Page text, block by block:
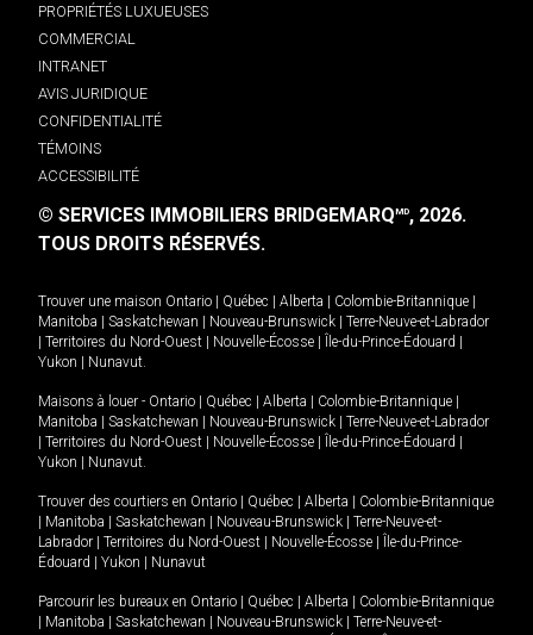
PROPRIÉTÉS LUXUEUSES
COMMERCIAL
INTRANET
AVIS JURIDIQUE
CONFIDENTIALITÉ
TÉMOINS
ACCESSIBILITÉ
© SERVICES IMMOBILIERS BRIDGEMARQMD, 2026.
TOUS DROITS RÉSERVÉS.
Trouver une maison Ontario Québec Alberta Colombie-Britannique
Manitoba
Saskatchewan Nouveau-Brunswick
Terre-Neuve-et-Labrador
Territoires du Nord-Ouest Nouvelle-Écosse Île-du-Prince-Édouard
Yukon
Nunavut.
Maisons à louer - Ontario Québec Alberta Colombie-Britannique
Manitoba
Saskatchewan Nouveau-Brunswick
Terre-Neuve-et-Labrador
Territoires du Nord-Ouest Nouvelle-Écosse Île-du-Prince-Édouard
Yukon
Nunavut.
Trouver des courtiers en Ontario Québec Alberta
Colombie-Britannique
Manitoba Saskatchewan Nouveau-Brunswick
Terre-Neuve-et-
Labrador
Territoires du Nord-Ouest Nouvelle-Écosse
Île-du-Prince-
Édouard
Yukon Nunavut
Parcourir les bureaux en Ontario Québec Alberta
Colombie-Britannique
Manitoba Saskatchewan Nouveau-Brunswick
Terre-Neuve-et-